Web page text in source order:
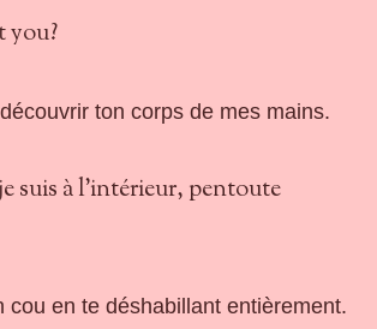
ton corps de mes mains.
suis à l'intérieur, pentoute
cou en te déshabillant entièrement.